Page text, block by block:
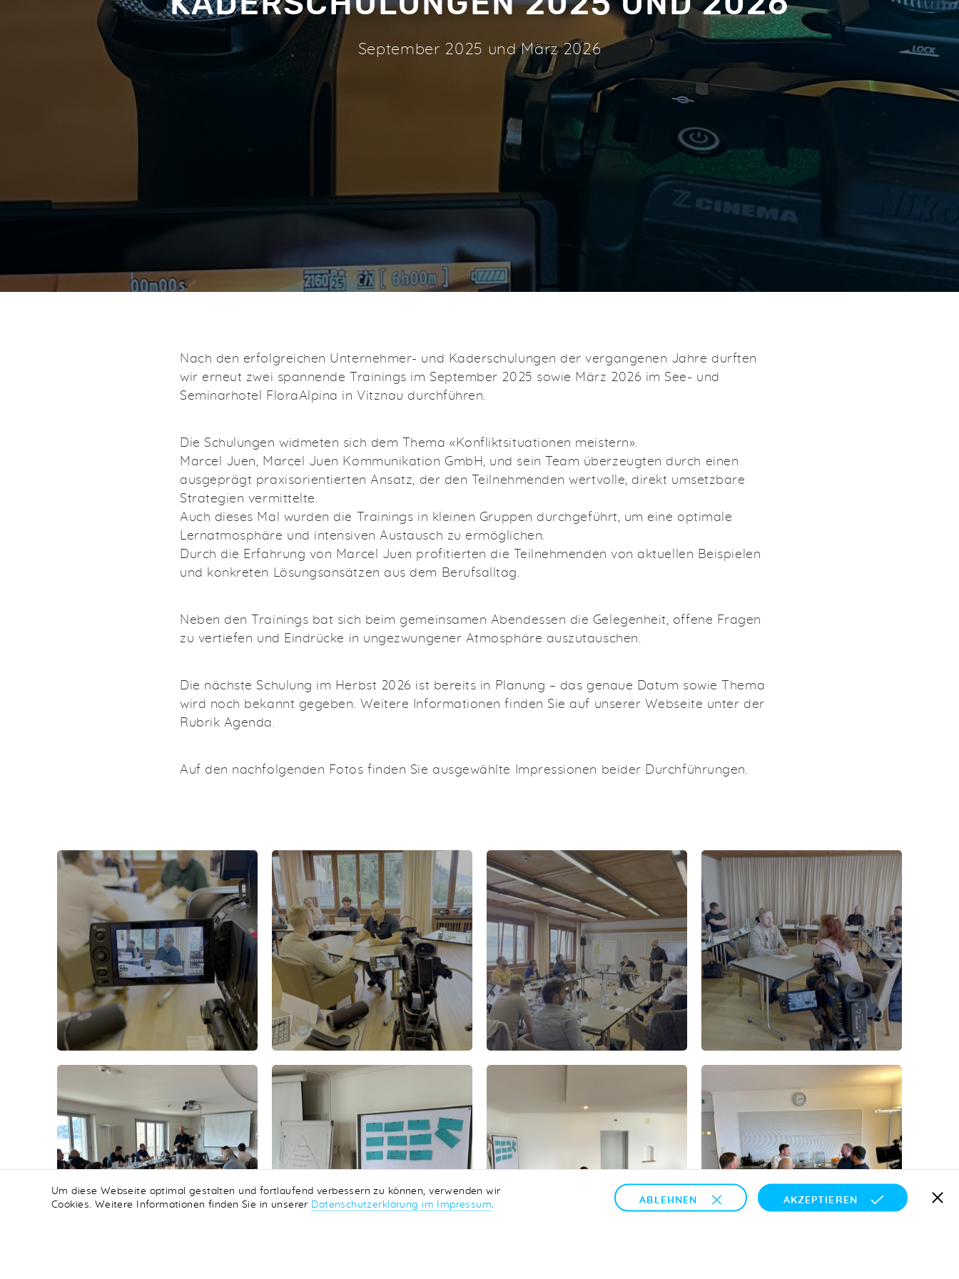
September 2025 und März 2026
Nach den erfolgreichen Unternehmer- und Kaderschulungen der vergangenen Jahre durften
wir erneut zwei spannende Trainings im September 2025 sowie März 2026 im See- und
Seminarhotel FloraAlpina in Vitznau durchführen.
Die Schulungen widmeten sich dem Thema «Konfliktsituationen meistern».
Marcel Juen, Marcel Juen Kommunikation GmbH, und sein Team überzeugten durch einen
ausgeprägt praxisorientierten Ansatz, der den Teilnehmenden wertvolle, direkt umsetzbare
Strategien vermittelte.
Auch dieses Mal wurden die Trainings in kleinen Gruppen durchgeführt, um eine optimale
Lernatmosphäre und intensiven Austausch zu ermöglichen.
Durch die Erfahrung von Marcel Juen profitierten die Teilnehmenden von aktuellen Beispielen
und konkreten Lösungsansätzen aus dem Berufsalltag.
Neben den Trainings bat sich beim gemeinsamen Abendessen die Gelegenheit, offene Fragen
zu vertiefen und Eindrücke in ungezwungener Atmosphäre auszutauschen.
Die nächste Schulung im Herbst 2026 ist bereits in Planung – das genaue Datum sowie Thema
wird noch bekannt gegeben. Weitere Informationen finden Sie auf unserer Webseite unter der
Rubrik Agenda.
Auf den nachfolgenden Fotos finden Sie ausgewählte Impressionen beider Durchführungen.
Um diese Webseite optimal gestalten und fortlaufend verbessern zu können, verwenden wir
Cookies. Weitere Informationen finden Sie in unserer Datenschutzerklärung im Impressum. ABLEHNEN AKZEPTIEREN